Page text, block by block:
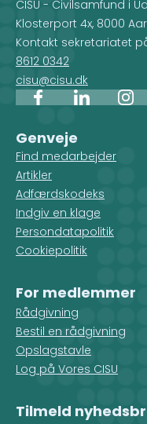
CISU - Civilsamfund i
Klosterport 4x, 8000
Kontakt sekretariatet
8612 0342
cisu@cisu.dk
FacebookLinkedIn
Genveje
Find medarbejder
Artikler
Adfærdskodeks
Indgiv en klage
Persondatapolitik
Cookiepolitik
For medlemmer
Rådgivning
Bestil en rådgivning
Opslagstavle
Log på Vores CISU
Tilmeld